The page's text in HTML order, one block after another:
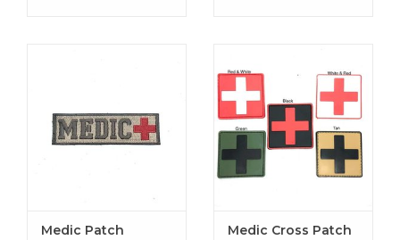
Medic Patch Medic Cross Patch